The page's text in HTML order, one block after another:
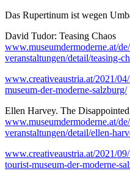
Das Rupertinum ist wegen
David Tudor: Teasing Chaos
www.museumdermoderne.at/
veranstaltungen/detail/teasing-
www.creativeaustria.at/2021/
museum-der-moderne-salzburg/
Ellen Harvey. The
www.museumdermoderne.at/
veranstaltungen/detail/ellen-
www.creativeaustria.at/2021/
tourist-museum-der-moderne-